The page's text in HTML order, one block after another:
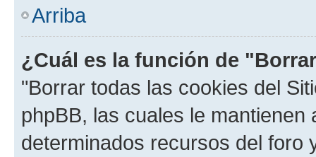
Arriba
¿Cuál es la función de
"Borrar todas las cookies del
phpBB, las cuales le
determinados recursos del foro